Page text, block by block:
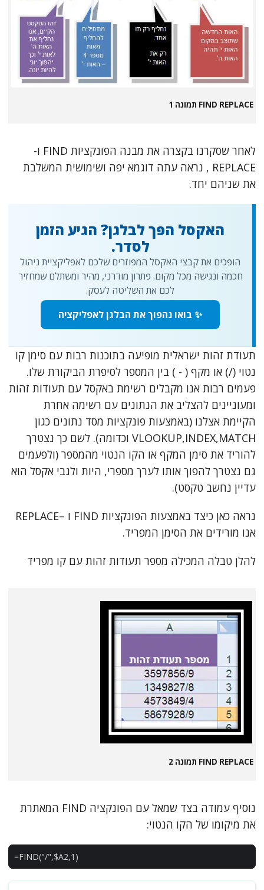
FIND REPLACE תמונה 1
לאחר שסקרנו בקצרה את מבנה הפונקציות FIND ו-
REPLACE , נראה עתה דוגמא יפה ושימושית המשלבת
את שניהם יחד.
האקסל הפך לבלגן? הגיע הזמן
לסדר.
הופכים את קבצי האקסל המפוזרים שלכם לאפליקציית ניהול
חכמה ונגישה מכל מקום. פתרון מודרני, מהיר ומשתלם שמחזיר
לכם את השליטה לעסק.
✨ בואו נהפוך את הבלגן לאפליקציה
תעודת זהות ישראלית מופיעה בתוכנות רבות עם סימן קו
נטוי (/) או מקף ( - ) בין המספר לסיפרת הביקורת שלו.
פעמים רבות אנו מקבלים רשימת באקסל עם תעודות זהות
ומעוניינים להצליב את הנתונים עם רשימה אחרת
הקיימת אצלנו (באמצעות פונקציות מסד נתונים כגון
VLOOKUP,INDEX,MATCH וכדומה). לשם כך נצטרך
להוריד את סימן המקף או הקו הנטוי מהמספר (ולפעמים
גם נצטרך להפוך אותו לערך מספרי, היות ולגבי אקסל הוא
עדיין נחשב טקסט).
נראה כאן כיצד באמצעות הפונקציות FIND ו –REPLACE
אנו מורידים את הסימן המפריד.
להלן טבלה המכילה מספר תעודות זהות עם קו מפריד
FIND REPLACE תמונה 2
נוסיף עמודה בצד שמאל עם הפונקציה FIND המאתרת
את מיקומו של הקו הנטוי:
=FIND("/",$A2,1 )